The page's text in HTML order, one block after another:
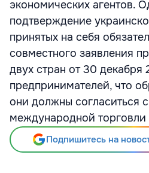
экономических агентов.
подтверждение
принятых на себя
совместного заявления
двух стран от 30 декабря
предпринимателей, что
они должны согласиться
международной
Подпишитесь на